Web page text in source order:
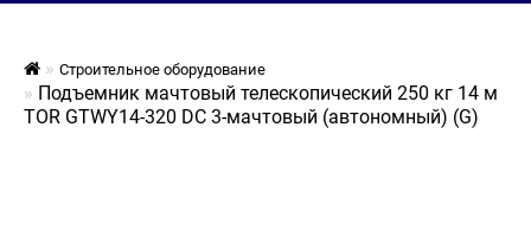
Строительное оборудование
Подъемник мачтовый телескопический 250 кг 14 м
TOR GTWY14-320 DC 3-мачтовый (автономный) (G)